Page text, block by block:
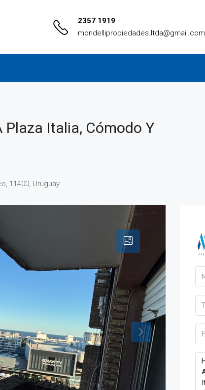
2357 1919
mondellipropiedades.ltda@gmail.com
Italia, Cómodo Y
11400, Uruguay